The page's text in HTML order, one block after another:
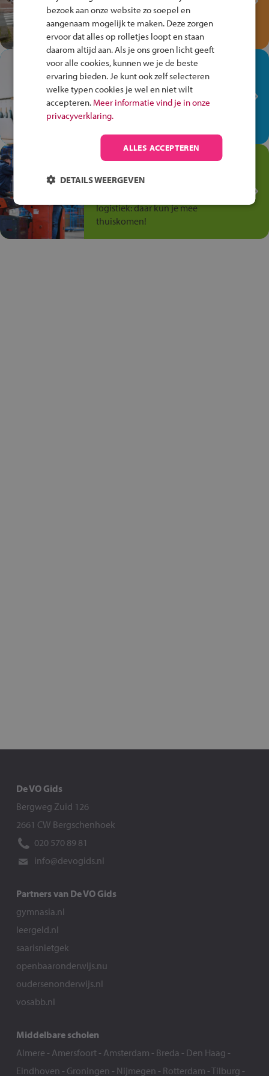
Speel het Fiets Veilig Verkeersspel
en win een Cortina-fiets!
In de winkel ben je op je
plek!
Ontdek via het vmbo jouw talent
op de winkelvloer, waar elke dag
Jouw talent in de
Transport en Logistiek
logistiek: daar kun je mee
thuiskomen!
De VO Gids
Bergweg Zuid 126
2661 CW Bergschenhoek
020 570 89 81
info@devogids.nl
Partners van De VO Gids
gymnasia.nl
leergeld.nl
saarisnietgek
openbaaronderwijs.nu
oudersenonderwijs.nl
vosabb.nl
Middelbare scholen
Almere - Amersfoort- Amsterdam - Breda - Den Haag -
Eindhoven - Groningen - Nijmegen - Rotterdam -Tilburg -
bezoek aan onze website zo soepel en
aangenaam mogelijk te maken. Deze zorgen
ervoor dat alles op rolletjes loopt en staan
daarom altijd aan. Als je ons groen licht geeft
voor alle cookies, kunnen we je de beste
ervaring bieden. Je kunt ook zelf selecteren
welke typen cookies je wel en niet wilt
accepteren. Meer informatie vind je in onze
privacyverklaring.
ALLES ACCEPTEREN
DETAILS WEERGEVEN